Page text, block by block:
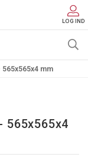
LOG IND
mm
565x565x4